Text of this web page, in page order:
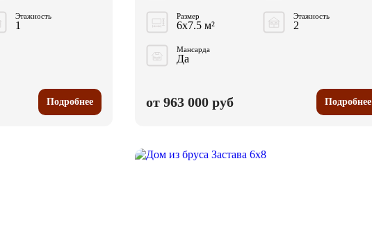
Этажность
1
Подробнее
Размер
6x7.5 м²
Этажность
2
Мансарда
Да
от 963 000 руб Подробнее